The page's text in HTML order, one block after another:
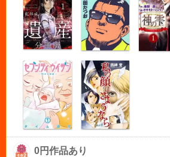
0円作品あり